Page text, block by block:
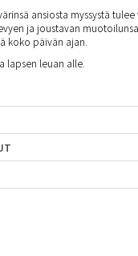
ansiosta myssystä
ja joustavan
koko päivän ajan.
lapsen leuan alle.